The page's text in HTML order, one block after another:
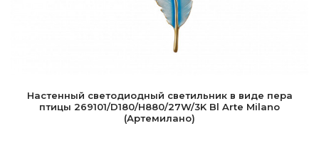
Настенный светодиодный светильник в виде пера
птицы 269101/D180/H880/27W/3K Bl Arte Milano
(Артемилано)